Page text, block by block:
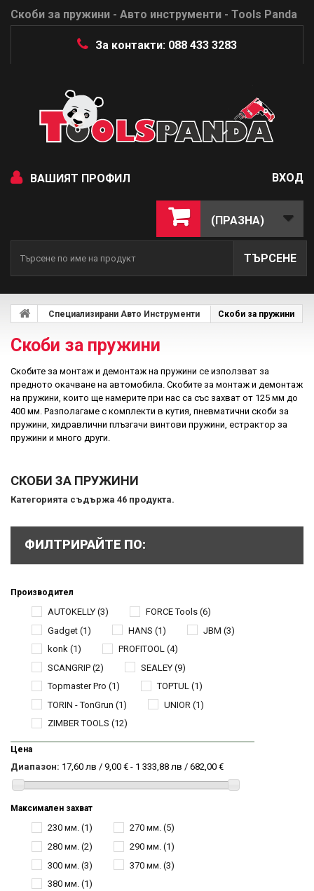
Скоби за пружини - Авто инструменти - Tools Panda
За контакти: 088 433 3283
ВАШИЯТ ПРОФИЛ ВХОД
(ПРАЗНА)
ТЪРСЕНЕ
Специализирани Авто Инструменти Скоби за пружини
Скоби за пружини
Скобите за монтаж и демонтаж на пружини се използват за
предното окачване на автомобила. Скобите за монтаж и демонтаж
на пружини, които ще намерите при нас са със захват от 125 мм до
400 мм. Разполагаме с комплекти в кутия, пневматични скоби за
пружини, хидравлични плъзгачи винтови пружини, еcтрактор за
пружини и много други.
СКОБИ ЗА ПРУЖИНИ
Категорията съдържа 46 продукта.
ФИЛТРИРАЙТЕ ПО:
Производител
AUTOKELLY (3) FORCE Tools (6)
Gadget (1) HANS (1) JBM (3)
konk (1) PROFITOOL (4)
SCANGRIP (2) SEALEY (9)
Topmaster Pro (1) TOPTUL (1)
TORIN - TonGrun (1) UNIOR (1)
ZIMBER TOOLS (12)
Цена
Диапазон: 17,60 лв / 9,00 € - 1 333,88 лв / 682,00 €
Максимален захват
230 мм. (1) 270 мм. (5)
280 мм. (2) 290 мм. (1)
300 мм. (3) 370 мм. (3)
380 мм. (1)